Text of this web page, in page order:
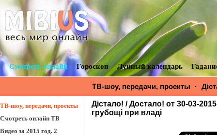
Смотреть онлайн Гороскоп Лунный календарь
ТВ-шоу, передачи, проекты ·
выпуск смотреть онлайн. Хамство
Дістало! / Достало! от 30-03-
грубощі при владі
ТВ-шоу, передачи, проекты
Смотреть онлайн ТВ
Видео за 2015 год. 2